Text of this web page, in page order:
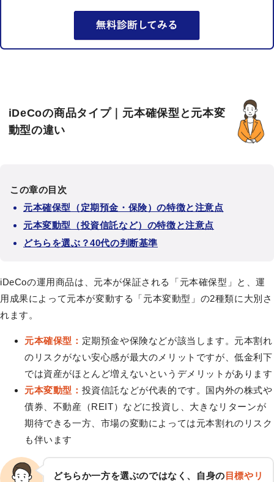
iDeCoの商品タイプ｜元本確保型と元本変
動型の違い
この章の目次
元本確保型（定期預金・保険）の特徴と注意点
元本変動型（投資信託など）の特徴と注意点
どちらを選ぶ？40代の判断基準
iDeCoの運用商品は、元本が保証される「元本確保型」と、運
用成果によって元本が変動する「元本変動型」の2種類に大別さ
れます。
元本確保型： 定期預金や保険などが該当します。元本割れ
のリスクがない安心感が最大のメリットですが、低金利下
では資産がほとんど増えないというデメリットがあります
元本変動型： 投資信託などが代表的です。国内外の株式や
債券、不動産（REIT）などに投資し、大きなリターンが
期待できる一方、市場の変動によっては元本割れのリスク
も伴います
どちらか一方を選ぶのではなく、自身の 目標やリ